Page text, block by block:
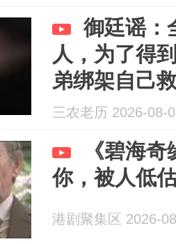
御廷谣：
人，为了得
弟绑架自己
三农老历 2026-08-
《碧海
你，被人低
港剧聚集区 2026-